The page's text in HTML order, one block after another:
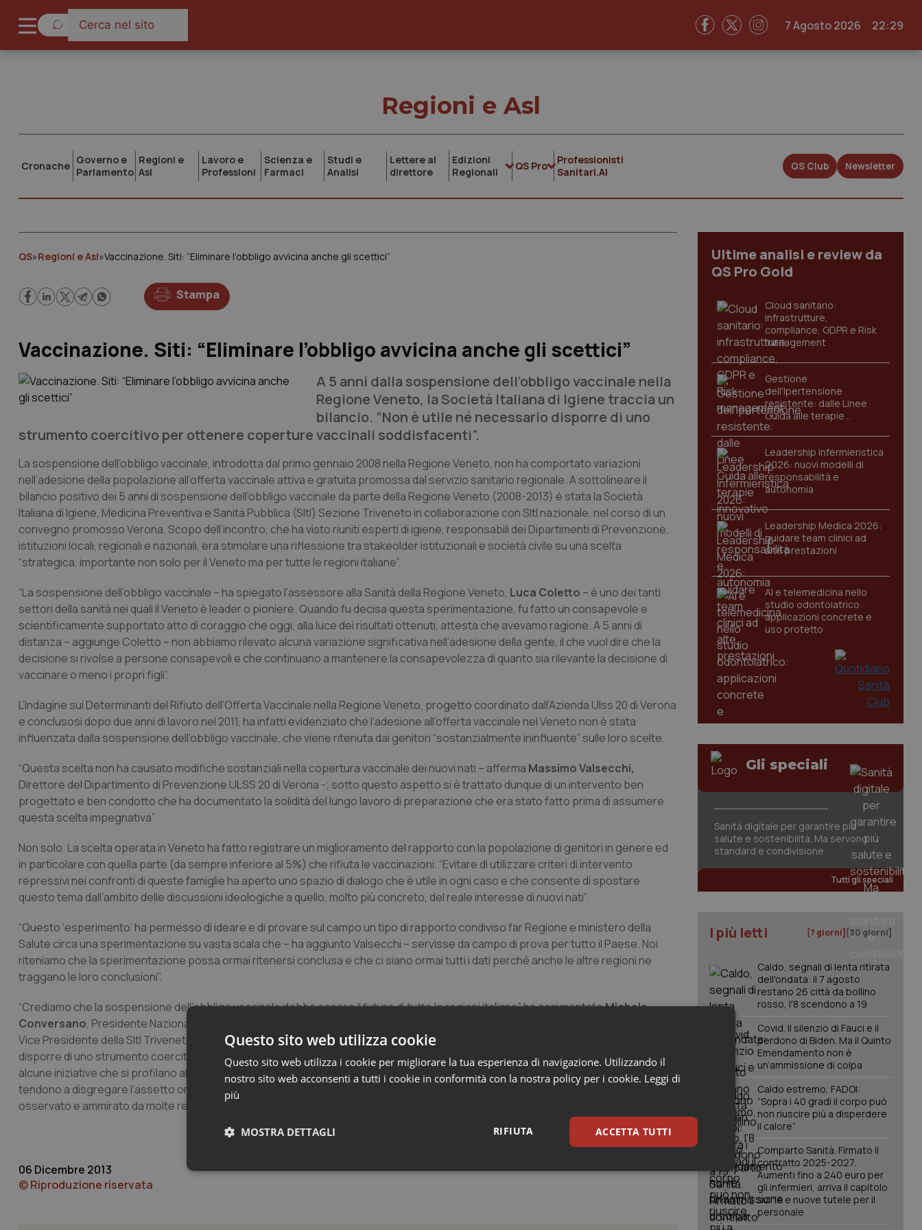
7 Agosto 2026 22:29
Regioni e Asl
Cronache Governo e
Parlamento
Regioni e
Asl
Lavoro e
Professioni
Scienza e
Farmaci
Studi e
Analisi
Lettere al
direttore
Edizioni
Regionali
QS Pro
Professionisti
Sanitari.AI
QS Club Newsletter
QS»Regioni e Asl»Vaccinazione. Siti: “Eliminare l’obbligo avvicina anche gli scettici”
Stampa
Vaccinazione. Siti: “Eliminare l’obbligo avvicina anche gli scettici”
A 5 anni dalla sospensione dell’obbligo vaccinale nella
Regione Veneto, la Società Italiana di Igiene traccia un
bilancio. “Non è utile né necessario disporre di uno
strumento coercitivo per ottenere coperture vaccinali soddisfacenti”.
La sospensione dell’obbligo vaccinale, introdotta dal primo gennaio 2008 nella Regione Veneto, non ha comportato variazioni
nell’adesione della popolazione all’offerta vaccinale attiva e gratuita promossa dal servizio sanitario regionale. A sottolineare il
bilancio positivo dei 5 anni di sospensione dell’obbligo vaccinale da parte della Regione Veneto (2008-2013) è stata la Società
Italiana di Igiene, Medicina Preventiva e Sanità Pubblica (SItI) Sezione Triveneto in collaborazione con SItI nazionale, nel corso di un
convegno promosso Verona. Scopo dell’incontro, che ha visto riuniti esperti di igiene, responsabili dei Dipartimenti di Prevenzione,
istituzioni locali, regionali e nazionali, era stimolare una riflessione tra stakeolder istituzionali e società civile su una scelta
“strategica, importante non solo per il Veneto ma per tutte le regioni italiane”.
“La sospensione dell’obbligo vaccinale – ha spiegato l’assessore alla Sanità della Regione Veneto, Luca Coletto – è uno dei tanti
settori della sanità nei quali il Veneto è leader o pioniere. Quando fu decisa questa sperimentazione, fu fatto un consapevole e
scientificamente supportato atto di coraggio che oggi, alla luce dei risultati ottenuti, attesta che avevamo ragione. A 5 anni di
distanza – aggiunge Coletto – non abbiamo rilevato alcuna variazione significativa nell’adesione della gente, il che vuol dire che la
decisione si rivolse a persone consapevoli e che continuano a mantenere la consapevolezza di quanto sia rilevante la decisione di
vaccinare o meno i propri figli”.
L’Indagine sui Determinanti del Rifiuto dell’Offerta Vaccinale nella Regione Veneto, progetto coordinato dall’Azienda Ulss 20 di Verona
e conclusosi dopo due anni di lavoro nel 2011, ha infatti evidenziato che l’adesione all’offerta vaccinale nel Veneto non è stata
influenzata dalla sospensione dell’obbligo vaccinale, che viene ritenuta dai genitori “sostanzialmente ininfluente” sulle loro scelte.
“Questa scelta non ha causato modifiche sostanziali nella copertura vaccinale dei nuovi nati – afferma Massimo Valsecchi,
Direttore del Dipartimento di Prevenzione ULSS 20 di Verona -; sotto questo aspetto si è trattato dunque di un intervento ben
progettato e ben condotto che ha documentato la solidità del lungo lavoro di preparazione che era stato fatto prima di assumere
questa scelta impegnativa”.
Non solo. La scelta operata in Veneto ha fatto registrare un miglioramento del rapporto con la popolazione di genitori in genere ed
in particolare con quella parte (da sempre inferiore al 5%) che rifiuta le vaccinazioni. “Evitare di utilizzare criteri di intervento
repressivi nei confronti di queste famiglie ha aperto uno spazio di dialogo che è utile in ogni caso e che consente di spostare
questo tema dall’ambito delle discussioni ideologiche a quello, molto più concreto, del reale interesse di nuovi nati”.
“Questo ‘esperimento’ ha permesso di ideare e di provare sul campo un tipo di rapporto condiviso far Regione e ministero della
Salute circa una sperimentazione su vasta scala che – ha aggiunto Valsecchi – servisse da campo di prova per tutto il Paese. Noi
riteniamo che la sperimentazione possa ormai ritenersi conclusa e che ci siano ormai tutti i dati perché anche le altre regioni ne
traggano le loro conclusioni”.
“Crediamo che la sospensione dell’obbligo vaccinale debba essere il futuro di tutte le regioni italiane” ha commentatoMichele
Conversano, Presidente Nazionale della SItI. “L’insieme di queste osservazioni conferma come – ha sottolineato
Vice Presidente della SItI Triveneto -, in presenza di un servizio vaccinale regionale ben organizzato, non sia né utile né necessario
disporre di uno strumento coercitivo per ottenere coperture vaccinali soddisfacenti. La SItI guarda tuttavia con preoccupazione ad
alcune iniziative che si profilano all’orizzonte per quanto concerne la riorganizzazione dei Dipartimenti di Prevenzione delle Asl, che
tendono a disgregare l’assetto organizzativo dei Servizi delle Asl dedicati alla prevenzione nel Veneto, che costituisce un modello
osservato e ammirato da molte regioni italiane”.
06 Dicembre 2013
© Riproduzione riservata
Ultime analisi e review da
QS Pro Gold
Cloud sanitario:
infrastrutture,
compliance, GDPR e Risk
management
Gestione
dell'Ipertensione
resistente: dalle Linee
Guida alle terapie
innovative
Leadership Infermieristica
2026: nuovi modelli di
responsabilità e
autonomia
Leadership Medica 2026:
guidare team clinici ad
alte prestazioni
AI e telemedicina nello
studio odontoiatrico:
applicazioni concrete e
uso protetto
Gli speciali
Sanità digitale per garantire più
salute e sostenibilità. Ma servono
standard e condivisione
Tutti gli speciali
I più letti [7 giorni] [30 giorni]
Caldo, segnali di lenta ritirata
dell'ondata: il 7 agosto
restano 26 città da bollino
rosso, l'8 scendono a 19
Covid. Il silenzio di Fauci e il
perdono di Biden. Ma il Quinto
Emendamento non è
un’ammissione di colpa
Caldo estremo, FADOI:
“Sopra i 40 gradi il corpo può
non riuscire più a disperdere
il calore”
Comparto Sanità. Firmato il
contratto 2025-2027.
Aumenti fino a 240 euro per
gli infermieri, arriva il capitolo
sull'IA e nuove tutele per il
personale
Questo sito web utilizza cookie
Questo sito web utilizza i cookie per migliorare la tua esperienza di navigazione. Utilizzando il
nostro sito web acconsenti a tutti i cookie in conformità con la nostra policy per i cookie. Leggi di
più
ACCETTA TUTTI
RIFIUTA
MOSTRA DETTAGLI
Necessari Statistici Marketing